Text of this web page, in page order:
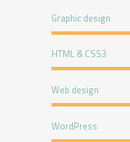
Graphic design
HTML & CSS3
Web design
WordPress